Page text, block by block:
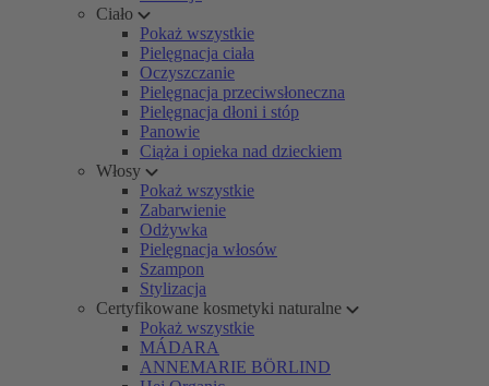
Ciało
Pokaż wszystkie
Pielęgnacja ciała
Oczyszczanie
Pielęgnacja przeciwsłoneczna
Pielęgnacja dłoni i stóp
Panowie
Ciąża i opieka nad dzieckiem
Włosy
Pokaż wszystkie
Zabarwienie
Odżywka
Pielęgnacja włosów
Szampon
Stylizacja
Certyfikowane kosmetyki naturalne
Pokaż wszystkie
MÁDARA
ANNEMARIE BÖRLIND